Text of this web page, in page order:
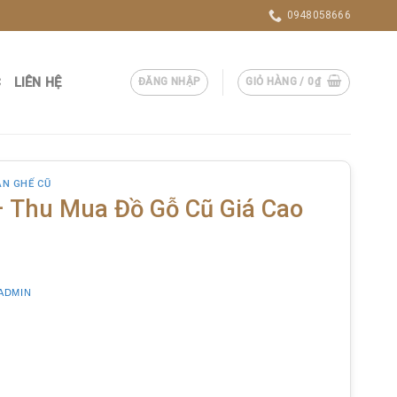
0948058666
LIÊN HỆ ĐĂNG NHẬP GIỎ HÀNG / 0₫
GHẾ CŨ
Mua Đồ Gỗ Cũ Giá Cao